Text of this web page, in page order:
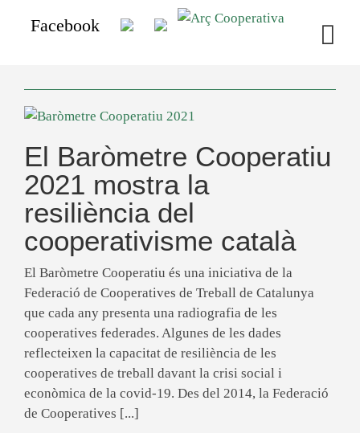
Facebook
El Baròmetre Cooperatiu
2021 mostra la
resiliència del
cooperativisme català
El Baròmetre Cooperatiu és una iniciativa de la
Federació de Cooperatives de Treball de Catalunya
que cada any presenta una radiografia de les
cooperatives federades. Algunes de les dades
reflecteixen la capacitat de resiliència de les
cooperatives de treball davant la crisi social i
econòmica de la covid-19. Des del 2014, la Federació
de Cooperatives [...]